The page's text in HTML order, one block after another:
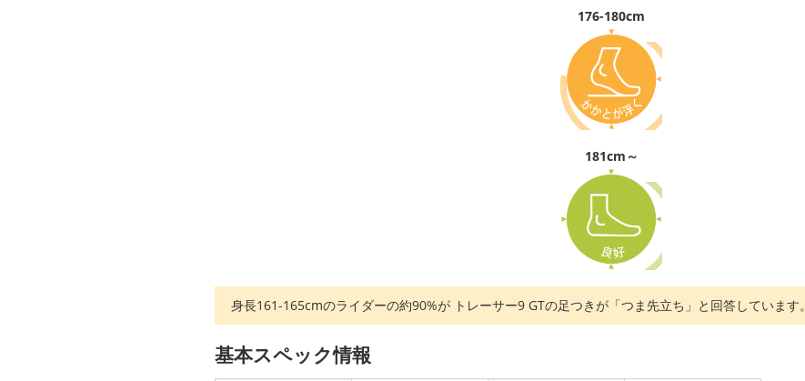
176-180cm
181cm～
身長161-165cmのライダーの約90%が トレーサー9 GTの足つきが「つま先立ち」と回答しています。
基本スペック情報